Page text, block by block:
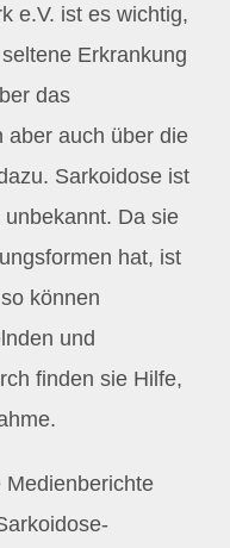
e.V. ist es wichtig,
Erkrankung
das
aber auch über die
Sarkoidose ist
Da sie
hat, ist
können
und
finden sie Hilfe,
Medienberichte